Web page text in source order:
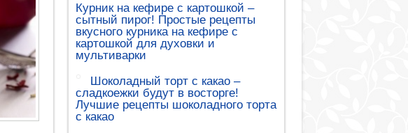
Курник на кефире с картошкой –
сытный пирог! Простые рецепты
вкусного курника на кефире с
картошкой для духовки и
мультиварки
Шоколадный торт с какао –
сладкоежки будут в восторге!
Лучшие рецепты шоколадного торта
с какао